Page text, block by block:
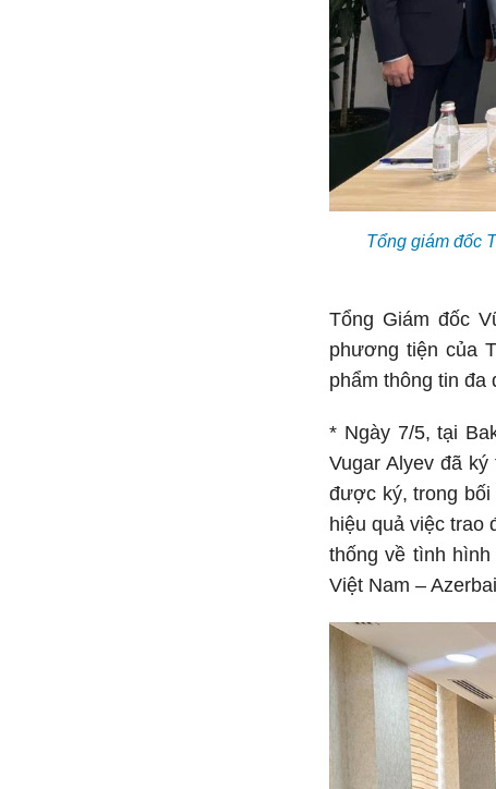
Tổng giám đốc
Tổng Giám đốc
phương tiện của
phẩm thông tin đa
* Ngày 7/5, tại
Vugar Alyev đã
được ký, trong bối
hiệu quả việc trao
thống về tình
Việt Nam –